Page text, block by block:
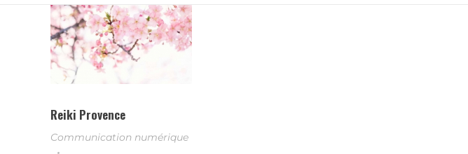
Reiki Provence
Communication numérique